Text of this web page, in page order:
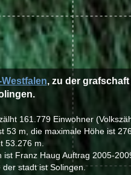
, zu der grafschaft
161.779 Einwohner
53 m, die maximale Höhe ist
53.276 m.
Franz Haug Auftrag 2005-
stadt ist Solingen.